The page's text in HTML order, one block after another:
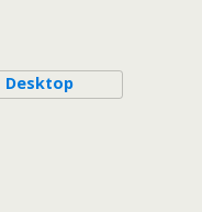
Desktop